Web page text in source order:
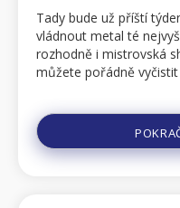
Tady bude už příští
vládnout metal té
rozhodně i mistrovská
můžete pořádně
zběsilém tempu, pá...